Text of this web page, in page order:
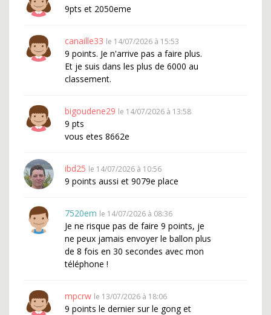
9pts et 2050eme
canaille33 le 14/07/2026 à 15:53
9 points. Je n'arrive pas a faire plus.
Et je suis dans les plus de 6000 au
classement.
bigoudene29 le 14/07/2026 à 13:58
9 pts
vous etes 8662e
ibd25 le 14/07/2026 à 10:56
9 points aussi et 9079e place
7520em le 14/07/2026 à 08:36
Je ne risque pas de faire 9 points, je
ne peux jamais envoyer le ballon plus
de 8 fois en 30 secondes avec mon
téléphone !
mpcrw le 13/07/2026 à 18:06
9 points le dernier sur le gong et